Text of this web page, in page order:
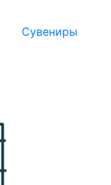
Сувениры